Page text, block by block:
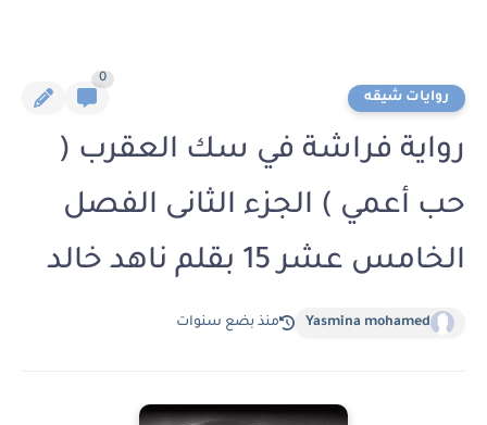
روايات شيقه
0
رواية فراشة في سك العقرب (
حب أعمي ) الجزء الثانى الفصل
الخامس عشر 15 بقلم ناهد خالد
Yasmina mohamed منذ بضع سنوات